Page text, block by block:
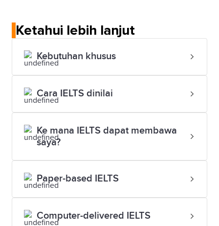
Ketahui lebih lanjut
Kebutuhan khusus
Cara IELTS dinilai
Ke mana IELTS dapat membawa
saya?
Paper-based IELTS
Computer-delivered IELTS